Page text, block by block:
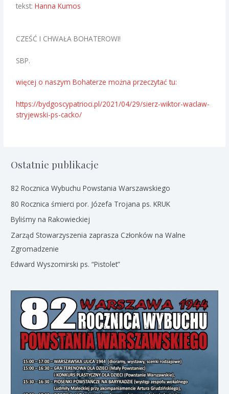
tekst:Hanna Kumos
CZEŚĆ I CHWAŁA BOHATEROWI!
SBP.
więcej o naszym Bohaterze można przeczytać tu:
https://bydgoscypatrioci.pl/2021/04/29/sierz-wiktor-waclaw-
stryjewski-ps-cacko/
Ostatnie publikacje
82 Rocznica Wybuchu Powstania Warszawskiego
80 Rocznica śmierci por. Józefa Trojana ps. KRUK
Byliśmy na Rakowieckiej
Zarząd Stowarzyszenia zaprasza Członków na Walne
Zgromadzenie
Edward Wyszomirski ps. “Pistolet”